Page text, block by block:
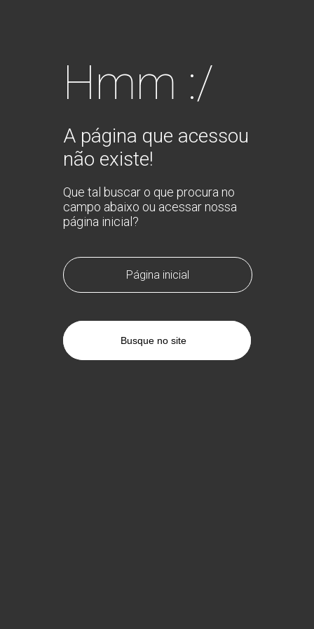
Hmm :/
A página que acessou
não existe!
Que tal buscar o que procura no
campo abaixo ou acessar nossa
página inicial?
Página inicial